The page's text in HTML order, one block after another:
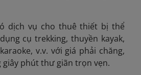
dịch vụ cho thuê thiết bị thể
cụ trekking, thuyền kayak,
v.v. với giá phải chăng,
phút thư giãn trọn vẹn.